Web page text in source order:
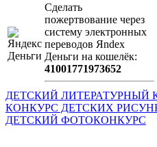
Сделать
пожертвование через
систeму элeктронных
пeрeводов Яndex
Деньги на кошeлёк:
41001771973652
ДЕТСКИЙ ЛИТЕРАТУРНЫЙ
КОНКУРС ДЕТСКИХ
ДЕТСКИЙ ФОТОКОНКУРС